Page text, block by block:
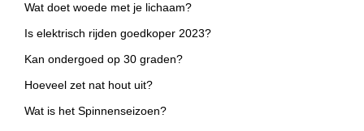
Wat doet woede met je lichaam?
Is elektrisch rijden goedkoper 2023?
Kan ondergoed op 30 graden?
Hoeveel zet nat hout uit?
Wat is het Spinnenseizoen?